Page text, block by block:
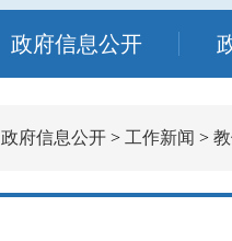
政府信息公开
政府信息公开 > 工作新闻 >